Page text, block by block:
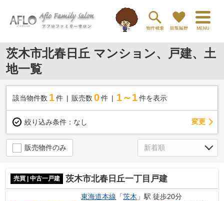
茨木市北春日丘 マンション、戸建、土
地一覧
該当物件数 1件 販売数 0 件 1～1 件を表示
絞り込み条件： なし 変更
販売物件のみ
売買 | 中古一戸建 茨木市北春日丘一丁目戸建
東海道本線 「茨木 」駅 徒歩20分